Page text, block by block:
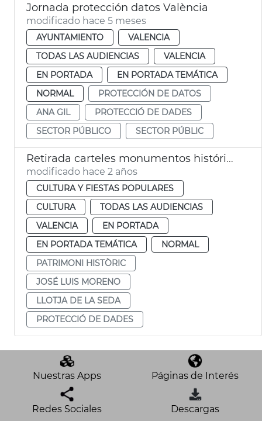
Jornada protección datos València
modificado hace 5 meses
AYUNTAMIENTO
VALENCIA
TODAS LAS AUDIENCIAS
VALENCIA
EN PORTADA
EN PORTADA TEMÁTICA
NORMAL
PROTECCIÓN DE DATOS
ANA GIL
PROTECCIÓ DE DADES
SECTOR PÚBLICO
SECTOR PÚBLIC
Retirada carteles monumentos históricos
modificado hace 2 años
CULTURA Y FIESTAS POPULARES
CULTURA
TODAS LAS AUDIENCIAS
VALENCIA
EN PORTADA
EN PORTADA TEMÁTICA
NORMAL
PATRIMONI HISTÒRIC
JOSÉ LUIS MORENO
LLOTJA DE LA SEDA
PROTECCIÓ DE DADES
Nuestras Apps Páginas de Interés
Redes Sociales Descargas